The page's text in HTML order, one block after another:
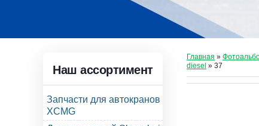
Наш ассортимент
Запчасти для автокранов
XCMG
Главная »
diesel » 37